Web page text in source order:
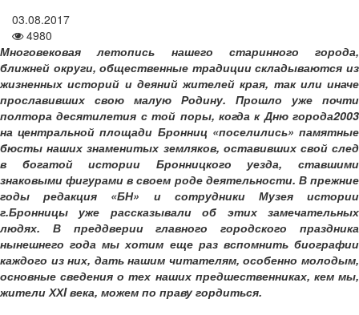
03.08.2017
4980
Многовековая летопись нашего старинного города,
ближней округи, общественные традиции складываются из
жизненных историй и деяний жителей края, так или иначе
прославивших свою малую Родину. Прошло уже почти
полтора десятилетия с той поры, когда к Дню города­2003
на центральной площади Бронниц «поселились» памятные
бюсты наших знаменитых земляков, оставивших свой след
в богатой истории Бронницкого уезда, ставшими
знаковыми фигурами в своем роде деятельности. В прежние
годы редакция «БН» и сотрудники Музея истории
г.Бронницы уже рассказывали об этих замечательных
людях. В преддверии главного городского праздника
нынешнего года мы хотим еще раз вспомнить биографии
каждого из них, дать нашим читателям, особенно молодым,
основные сведения о тех наших предшественниках, кем мы,
жители ХХI века, можем по праву гордиться.